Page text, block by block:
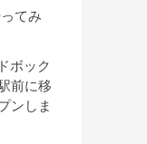
てみ
ボック
前に移
ンしま